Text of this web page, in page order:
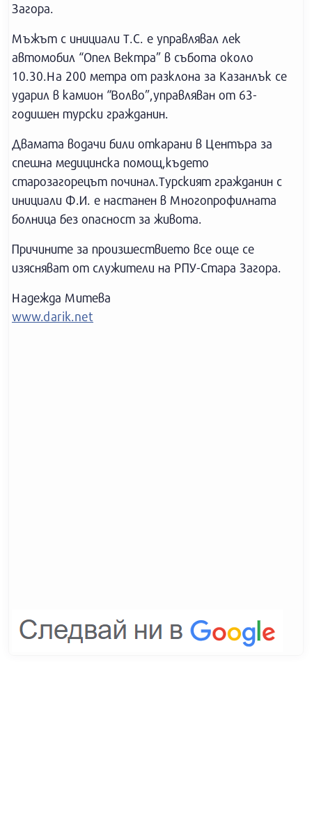
Загора.
Мъжът с инициали Т.С. е управлявал лек
автомобил “Опел Вектра” в събота около
10.30.На 200 метра от разклона за Казанлък се
ударил в камион “Волво”,управляван от 63-
годишен турски гражданин.
Двамата водачи били откарани в Центъра за
спешна медицинска помощ,където
старозагорецът починал.Турският гражданин с
инициали Ф.И. е настанен в Многопрофилната
болница без опасност за живота.
Причините за произшествието все още се
изясняват от служители на РПУ-Стара Загора.
Надежда Митева
www.darik.net